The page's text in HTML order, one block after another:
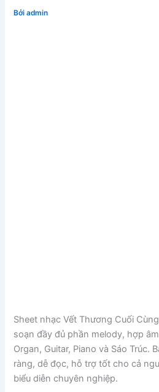
Bởiadmin
Sheet nhạc Vết Thương Cuối
soạn đầy đủ phần melody, hợp
Organ, Guitar, Piano và Sáo Trúc.
ràng, dễ đọc, hỗ trợ tốt cho cả
biểu diễn chuyên nghiệp.